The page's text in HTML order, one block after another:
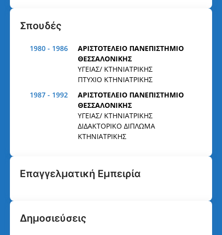
Σπουδές
1980 - 1986
ΑΡΙΣΤΟΤΕΛΕΙΟ ΠΑΝΕΠΙΣΤΗΜΙΟ
ΘΕΣΣΑΛΟΝΙΚΗΣ
ΥΓΕΙΑΣ/ ΚΤΗΝΙΑΤΡΙΚΗΣ
ΠΤΥΧΙΟ ΚΤΗΝΙΑΤΡΙΚΗΣ
1987 - 1992
ΑΡΙΣΤΟΤΕΛΕΙΟ ΠΑΝΕΠΙΣΤΗΜΙΟ
ΘΕΣΣΑΛΟΝΙΚΗΣ
ΥΓΕΙΑΣ/ ΚΤΗΝΙΑΤΡΙΚΗΣ
ΔΙΔΑΚΤΟΡΙΚΟ ΔΙΠΛΩΜΑ
ΚΤΗΝΙΑΤΡΙΚΗΣ
Επαγγελματική Εμπειρία
Δημοσιεύσεις